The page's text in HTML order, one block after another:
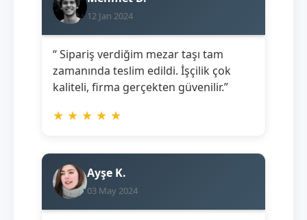
12 Jan 2024
“ Sipariş verdiğim mezar taşı tam
zamanında teslim edildi. İşçilik çok
kaliteli, firma gerçekten güvenilir.”
★ ★ ★ ★ ★
Ayşe K.
03 May 2024